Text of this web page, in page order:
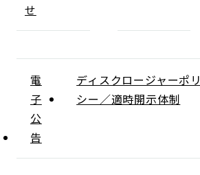
せ
電
子
公
告
ディスクロージャーポリ
シー／適時開示体制